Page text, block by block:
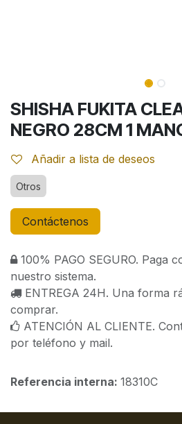
SHISHA FUKITA
NEGRO 28CM 1
Añadir a lista de deseos
Otros
Contáctenos
100% PAGO SEGURO. Paga
nuestro sistema.
ENTREGA 24H. Una forma
comprar.
ATENCIÓN AL CLIENTE.
por teléfono y mail.
Referencia interna: 18310C